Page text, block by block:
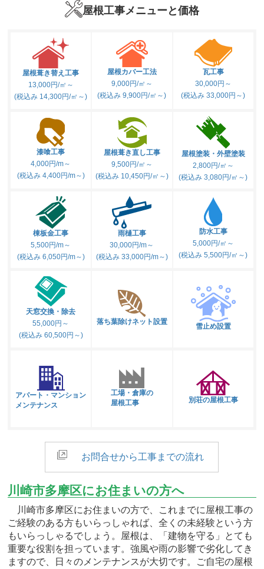
屋根工事メニューと価格
屋根葺き替え工事
13,000円/㎡～
(税込み 14,300円/㎡～)
屋根カバー工法
9,000円/㎡～
(税込み 9,900円/㎡～)
瓦工事
30,000円～
(税込み 33,000円～)
漆喰工事
4,000円/m～
(税込み 4,400円/m～)
屋根葺き直し工事
9,500円/㎡～
(税込み 10,450円/㎡～)
屋根塗装・外壁塗装
2,800円/㎡～
(税込み 3,080円/㎡～)
棟板金工事
5,500円/m～
(税込み 6,050円/m～)
雨樋工事
30,000円/m～
(税込み 33,000円/m～)
防水工事
5,000円/㎡～
(税込み 5,500円/㎡～)
天窓交換・除去
55,000円～
(税込み 60,500円～)
落ち葉除けネット設置
雪止め設置
アパート・マンション
メンテナンス
工場・倉庫の
屋根工事
別荘の屋根工事
お問合せから工事までの流れ
川崎市多摩区にお住まいの方へ
川崎市多摩区にお住まいの方で、これまでに屋根工事の
ご経験のある方もいらっしゃれば、全くの未経験という方
もいらっしゃるでしょう。屋根は、「建物を守る」とても
重要な役割を担っています。強風や雨の影響で劣化してき
ますので、日々のメンテナンスが大切です。ご自宅の屋根